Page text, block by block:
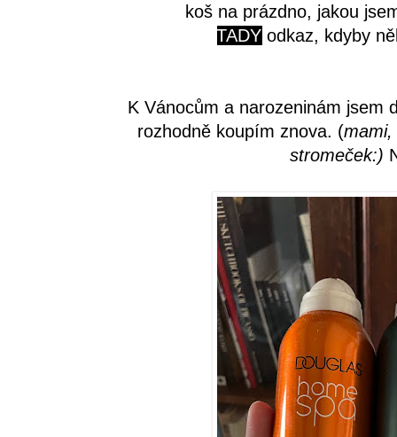
koš na prázdno, jakou
TADY odkaz, kdyby
K Vánocům a narozeninám jsem
rozhodně koupím znova. (mami,
stromeček:)